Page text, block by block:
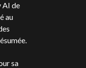
AI de
au
sa